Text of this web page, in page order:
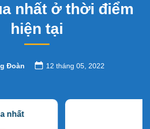
nhất ở thời điểm
hiện tại
Đoàn 12 tháng 05, 2022
nhất